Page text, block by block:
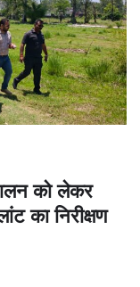
को लेकर
का निरीक्षण